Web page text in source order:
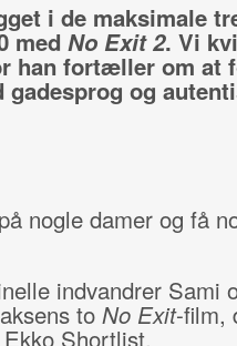
i de maksimale
med No Exit 2. Vi
han fortæller om at
og
nogle damer og få
indvandrer Sami
to No Exit-film,
Shortlist.